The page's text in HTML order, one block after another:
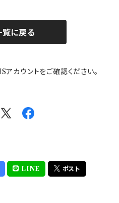
んちゃん
)
bird
ニング)
に戻る
カウントをご確認ください。
LINE ポスト